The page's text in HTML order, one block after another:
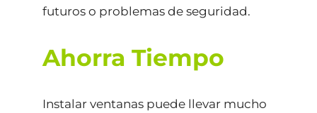
futuros o problemas de seguridad.
Ahorra Tiempo
Instalar ventanas puede llevar mucho